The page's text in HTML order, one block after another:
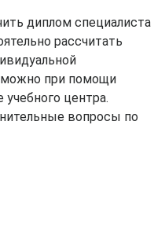
диплом специалиста
рассчитать
можно при помощи
учебного центра.
вопросы по